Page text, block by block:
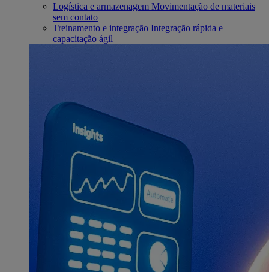
Logística e armazenagem Movimentação de materiais
sem contato
Treinamento e integração Integração rápida e
capacitação ágil